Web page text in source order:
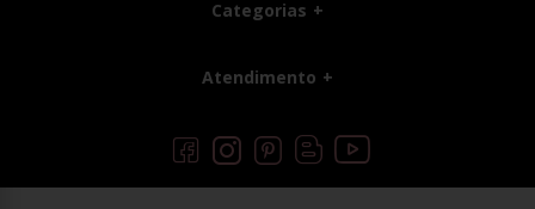
Categorias
Atendimento